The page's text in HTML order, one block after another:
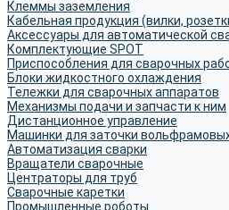
Клеммы заземления
Кабельная продукция (вилки,
Аксессуары для автоматической
Комплектующие SPOT
Приспособления для сварочных
Блоки жидкостного охлаждения
Тележки для сварочных аппаратов
Механизмы подачи и запчасти к ним
Дистанционное управление
Машинки для заточки
Автоматизация сварки
Вращатели сварочные
Центраторы для труб
Сварочные каретки
Промышленные роботы